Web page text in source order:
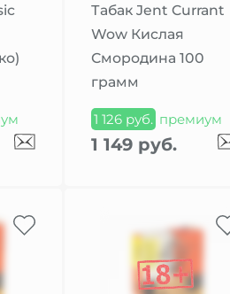
Табак Jent Currant
Wow Кислая
Смородина 100
грамм
1 126 руб. премиум
1 149 руб.